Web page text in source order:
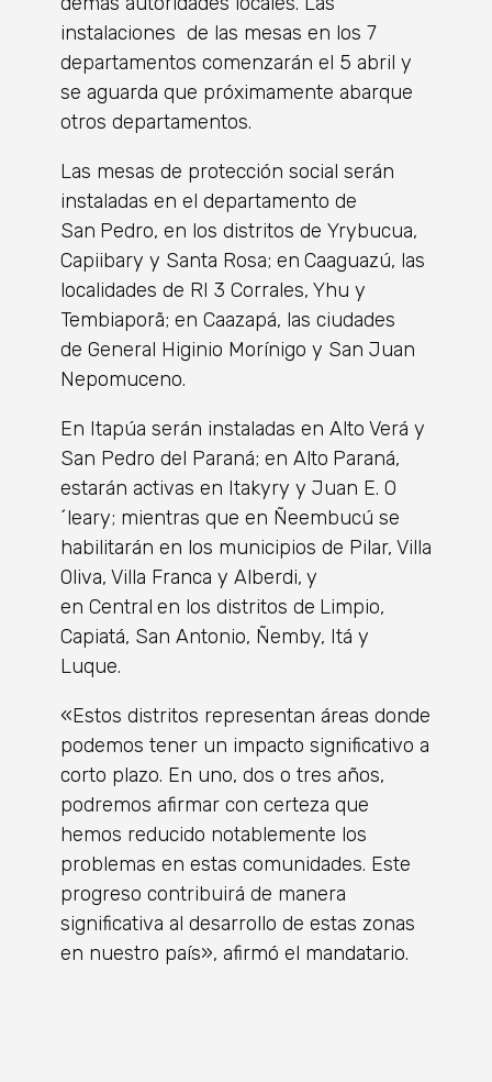
instalaciones de las mesas en los 7
departamentos comenzarán el 5 abril y
se aguarda que próximamente abarque
otros departamentos.
Las mesas de protección social serán
instaladas en el departamento de
San Pedro, en los distritos de Yrybucua,
Capiibary y Santa Rosa; en Caaguazú, las
localidades de RI 3 Corrales, Yhu y
Tembiaporã; en Caazapá, las ciudades
de General Higinio Morínigo y San Juan
Nepomuceno.
En Itapúa serán instaladas en Alto Verá y
San Pedro del Paraná; en Alto Paraná,
estarán activas en Itakyry y Juan E. O
´leary; mientras que en Ñeembucú se
habilitarán en los municipios de Pilar, Villa
Oliva, Villa Franca y Alberdi, y
en Central en los distritos de Limpio,
Capiatá, San Antonio, Ñemby, Itá y
Luque.
«Estos distritos representan áreas donde
podemos tener un impacto significativo a
corto plazo. En uno, dos o tres años,
podremos afirmar con certeza que
hemos reducido notablemente los
problemas en estas comunidades. Este
progreso contribuirá de manera
significativa al desarrollo de estas zonas
en nuestro país», afirmó el mandatario.